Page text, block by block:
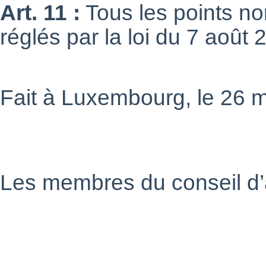
Art. 11 : Tous les points
réglés par la loi du 7 août
Fait à Luxembourg, le 26
Les membres du conseil